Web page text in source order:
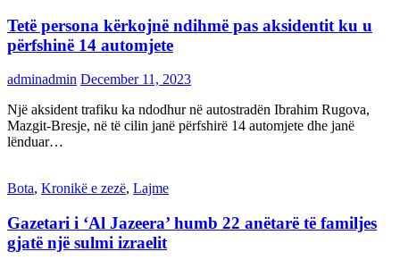
Tetë persona kërkojnë ndihmë pas aksidentit ku u
përfshinë 14 automjete
adminadmin December 11, 2023
Një aksident trafiku ka ndodhur në autostradën Ibrahim Rugova,
Mazgit-Bresje, në të cilin janë përfshirë 14 automjete dhe janë
lënduar…
Bota, Kronikë e zezë, Lajme
Gazetari i ‘Al Jazeera’ humb 22 anëtarë të familjes
gjatë një sulmi izraelit